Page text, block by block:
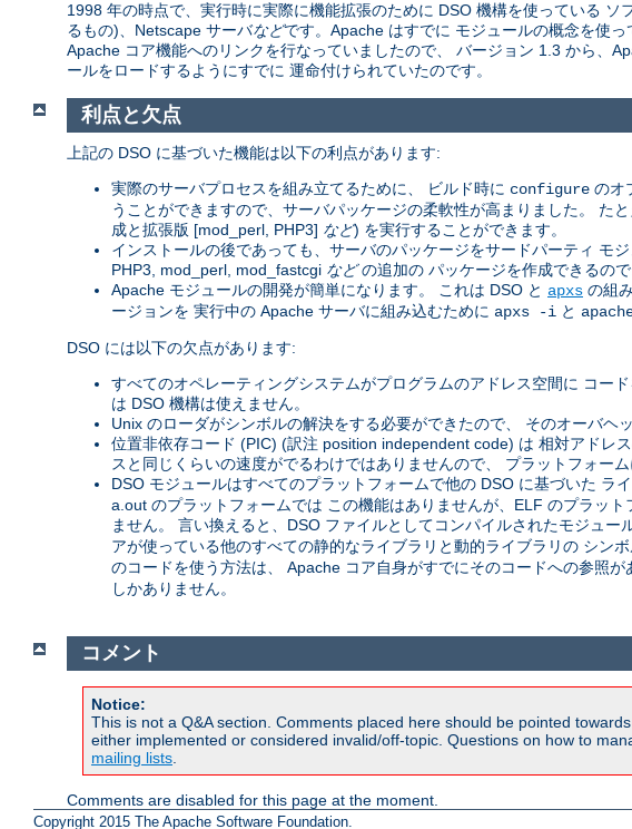
1998 年の時点で、実行時に実際に機能拡張のために DSO 機構を使っている
るもの)、Netscape サーバなどです。Apache はすでに モジュールの概念を使
Apache コア機能へのリンクを行なっていましたので、 バージョン 1.3 から、
ールをロードするようにすでに 運命付けられていたのです。
利点と欠点
上記の DSO に基づいた機能は以下の利点があります:
実際のサーバプロセスを組み立てるために、 ビルド時に configure のオ
うことができますので、サーバパッケージの柔軟性が高まりました。 た
成と拡張版 [mod_perl, PHP3] など) を実行することができます。
インストールの後であっても、サーバのパッケージをサードパーティ モ
PHP3, mod_perl, mod_fastcgi などの追加の パッケージを作成できるの
Apache モジュールの開発が簡単になります。 これは DSO と apxs の組
ージョンを 実行中の Apache サーバに組み込むために apxs -i と
DSO には以下の欠点があります:
すべてのオペレーティングシステムがプログラムのアドレス空間に コー
は DSO 機構は使えません。
Unix のローダがシンボルの解決をする必要ができたので、 そのオーバヘ
位置非依存コード (PIC) (訳注 position independent code) は 相対アドレ
スと同じくらいの速度がでるわけではありませんので、 プラットフォー
DSO モジュールはすべてのプラットフォームで他の DSO に基づいた ラ
a.out のプラットフォームでは この機能はありませんが、ELF のプラッ
ません。 言い換えると、DSO ファイルとしてコンパイルされたモジュ
アが使っている他のすべての静的なライブラリと動的ライブラリの シン
のコードを使う方法は、 Apache コア自身がすでにそのコードへの参照が
しかありません。
コメント
Notice:
This is not a Q&A section. Comments placed here should be pointed
either implemented or considered invalid/off-topic. Questions on how to
mailing lists
Comments are disabled for this page at the moment.
Copyright 2015 The Apache Software Foundation.